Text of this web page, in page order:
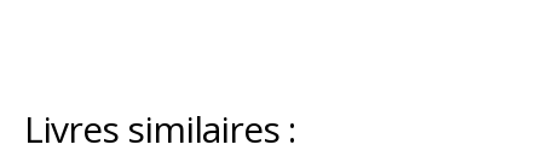
Livres similaires :